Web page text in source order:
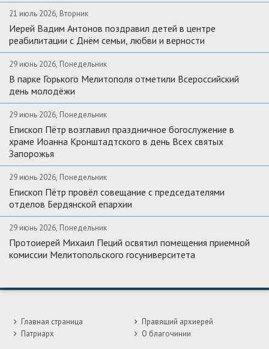
21 июль 2026, Вторник
Иерей Вадим Антонов поздравил детей в центре
реабилитации с Днём семьи, любви и верности
29 июнь 2026, Понедельник
В парке Горького Мелитополя отметили Всероссийский
день молодёжи
29 июнь 2026, Понедельник
Епископ Пётр возглавил праздничное богослужение в
храме Иоанна Кронштадтского в день Всех святых
Запорожья
29 июнь 2026, Понедельник
Епископ Пётр провёл совещание с председателями
отделов Бердянской епархии
29 июнь 2026, Понедельник
Протоиерей Михаил Пеций освятил помещения приемной
комиссии Мелитопольского госуниверситета
Главная страница
Патриарх
Правящий архиерей
О благочинии